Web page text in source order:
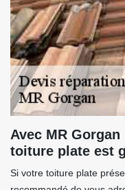
Avec MR
toiture plate est
Si votre toiture plate